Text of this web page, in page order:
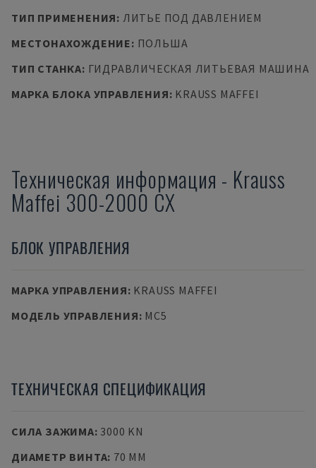
ТИП ПРИМЕНЕНИЯ: ЛИТЬЕ ПОД ДАВЛЕНИЕМ
МЕСТОНАХОЖДЕНИЕ: ПОЛЬША
ТИП СТАНКА: ГИДРАВЛИЧЕСКАЯ ЛИТЬЕВАЯ МАШИНА
МАРКА БЛОКА УПРАВЛЕНИЯ: KRAUSS MAFFEI
Техническая информация - Krauss
Maffei 300-2000 CX
БЛОК УПРАВЛЕНИЯ
МАРКА УПРАВЛЕНИЯ: KRAUSS MAFFEI
МОДЕЛЬ УПРАВЛЕНИЯ: MC5
ТЕХНИЧЕСКАЯ СПЕЦИФИКАЦИЯ
СИЛА ЗАЖИМА: 3000 KN
ДИАМЕТР ВИНТА: 70 MM